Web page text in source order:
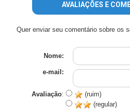
AVALIAÇÕES E
Quer enviar seu comentário sobre os
Nome:
e-mail:
Avaliação:
(ruim)
(regular)